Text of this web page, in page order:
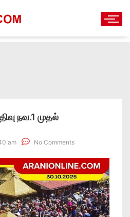
நவ.1 முதல்
am No Comments